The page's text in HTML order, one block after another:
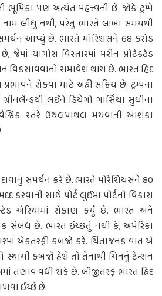
ભૂમિકા પણ અત્યંત મહત્ત્વની છે. જોકે ટ્રમ્પે
નામ લીધું નથી, પરંતુ ભારતે લાંબા સમયથી
આપ્યું છે. ભારતે મોરિશસને 68 કરોડ
ચાગોસ વિસ્તારમાં મરીન પ્રોટેક્ટેડ
વિકસાવવાનો સમાવેશ થાય છે. ભારત હિંદ
રોકવા માટે અહીં સક્રિય છે. ટ્રમ્પના
લઈને ડિયેગો ગાર્સિયા સુધીના
સ્તરે ઉથલપાથલ મચવાની આશંકા
સમર્થન કરે છે. ભારતે મોરેશિયસને 80
કરવાની સાથે પોર્ટ લુઈમાં પોર્ટનો વિકાસ
એરિયામાં રોકાણ કર્યું છે. ભારત અને
સંબંધ છે. ભારત ઈચ્છતું નથી કે, અમેરિકા
એકતરફી કબજો કરે. ચિંતાજનક વાત એ
સ્થાયી કબજો હેશે તો તેનાથી ચિનનું ટેન્શન
તણાવ વધી શકે છે. બીજીતરફ ભારત હિંદ
ઈચ્છે છે.